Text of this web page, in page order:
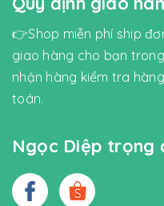
👉Shop miễn phí ship
giao hàng cho bạn
nhận hàng kiểm tra
toán.
Ngọc Diệp trọng